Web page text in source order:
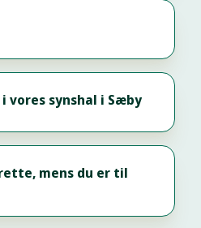
vores synshal i Sæby
mens du er til